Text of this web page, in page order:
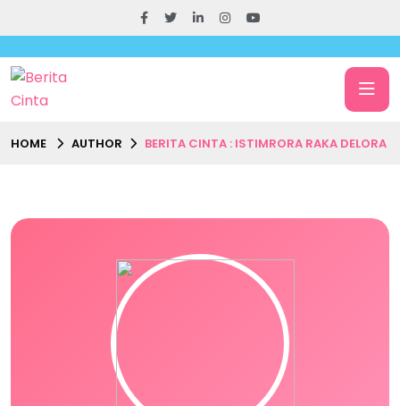
HOME AUTHOR BERITA CINTA : ISTIMRORA RAKA DELORA